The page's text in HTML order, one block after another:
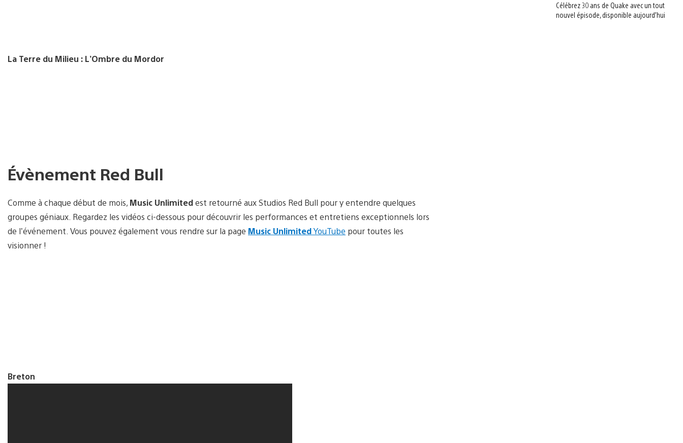
La Terre du Milieu : L’Ombre du Mordor
Évènement Red Bull
Comme à chaque début de mois, Music Unlimitedest retourné aux Studios Red Bull pour y entendre quelques
groupes géniaux. Regardez les vidéos ci-dessous pour découvrir les performances et entretiens exceptionnels lors
de l’événement. Vous pouvez également vous rendre sur la page Music UnlimitedYouTube pour toutes les
visionner !
Breton
Célébrez 30 ans de Quake avec un tout
nouvel épisode, disponible aujourd’hui